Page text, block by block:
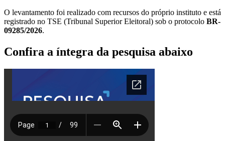
O levantamento foi realizado com recursos do próprio instituto e está
registrado no TSE (Tribunal Superior Eleitoral) sob o protocolo BR-
09285/2026.
Confira a íntegra da pesquisa abaixo